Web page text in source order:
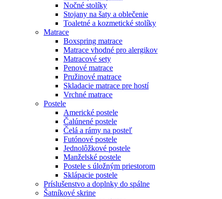
Nočné stolíky
Stojany na šaty a oblečenie
Toaletné a kozmetické stolíky
Matrace
Boxspring matrace
Matrace vhodné pro alergikov
Matracové sety
Penové matrace
Pružinové matrace
Skladacie matrace pre hostí
Vrchné matrace
Postele
Americké postele
Čalúnené postele
Čelá a rámy na posteľ
Futónové postele
Jednolôžkové postele
Manželské postele
Postele s úložným priestorom
Sklápacie postele
Príslušenstvo a doplnky do spálne
Šatníkové skrine